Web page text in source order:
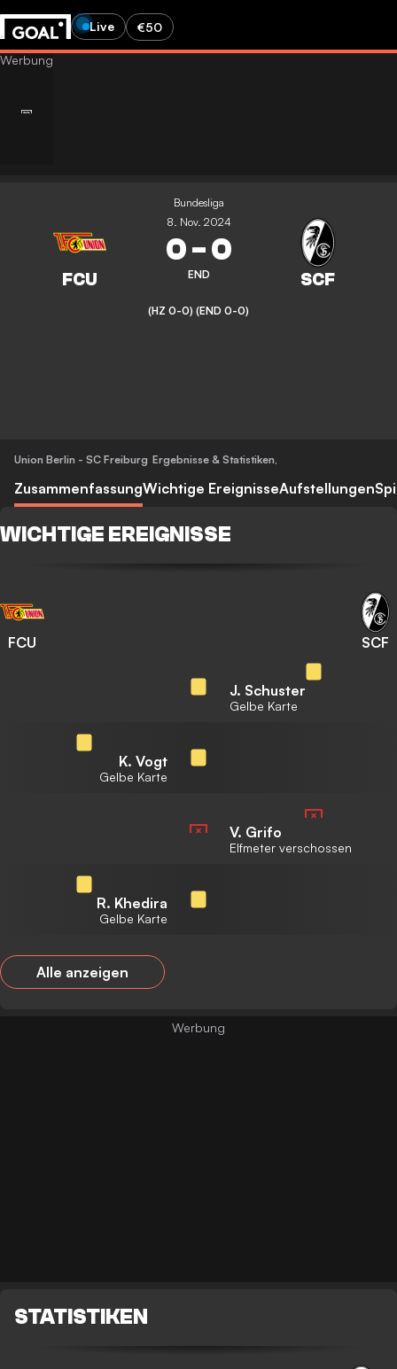
Live €50
Bundesliga
8. Nov. 2024
0-0
END
(HZ 0-0) (END 0-0)
Union Berlin - SC Freiburg Ergebnisse & Statistiken,
ZusammenfassungWichtige EreignisseAufstellungen
WICHTIGE EREIGNISSE
FCU SCF
J. Schuster
Gelbe Karte
K. Vogt
Gelbe Karte
V. Grifo
Elfmeter verschossen
R. Khedira
Gelbe Karte
Alle anzeigen
STATISTIKEN